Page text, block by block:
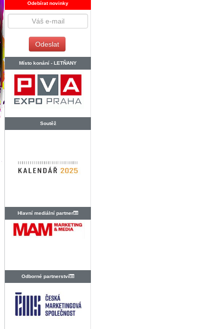
Odebírat novinky
Místo konání - LETŇANY
Soutěž
Hlavní mediální partner
Odborné partnerství